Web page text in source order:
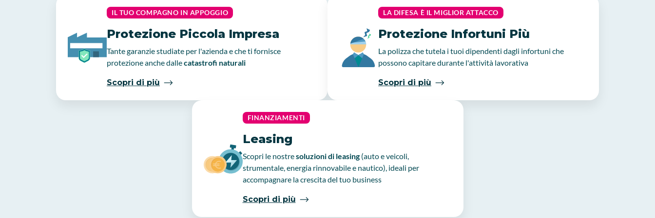
IL TUO COMPAGNO IN APPOGGIO
Protezione Piccola Impresa
Tante garanzie studiate per l'azienda e che ti fornisce
protezione anche dallecatastrofi naturali
Scopri di più
LA DIFESA È IL MIGLIOR ATTACCO
Protezione Infortuni Più
La polizza che tutela i tuoi dipendenti dagli infortuni che
possono capitare durante l'attività lavorativa
Scopri di più
FINANZIAMENTI
Leasing
Scopri le nostresoluzioni di leasing(auto e veicoli,
strumentale, energia rinnovabile e nautico), ideali per
accompagnare la crescita del tuo business
Scopri di più